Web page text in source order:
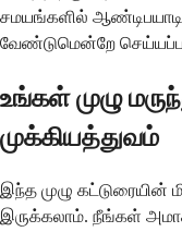
சமயங்களில்
வேண்டுமென்றே
உங்கள் முழு
முக்கியத்துவம்
இந்த முழு கட்டுரையின்
இருக்கலாம். நீங்கள்